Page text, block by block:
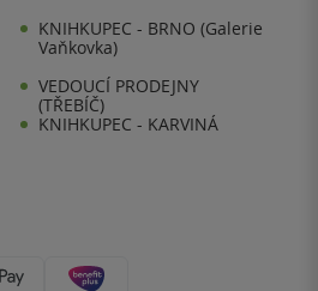
KNIHKUPEC - BRNO (Galerie
Vaňkovka)
VEDOUCÍ PRODEJNY
(TŘEBÍČ)
KNIHKUPEC - KARVINÁ